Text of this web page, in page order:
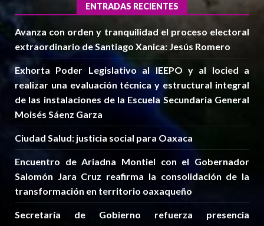
ENTRADAS RECIENTES
Avanza con orden y tranquilidad el proceso electoral
extraordinario de Santiago Xanica: Jesús Romero
Exhorta Poder Legislativo al IEEPO y al Iocied a
realizar una evaluación técnica y estructural integral
de las instalaciones de la Escuela Secundaria General
Moisés Sáenz Garza
Ciudad Salud: justicia social para Oaxaca
Encuentro de Ariadna Montiel con el Gobernador
Salomón Jara Cruz reafirma la consolidación de la
transformación en territorio oaxaqueño
Secretaría de Gobierno refuerza presencia